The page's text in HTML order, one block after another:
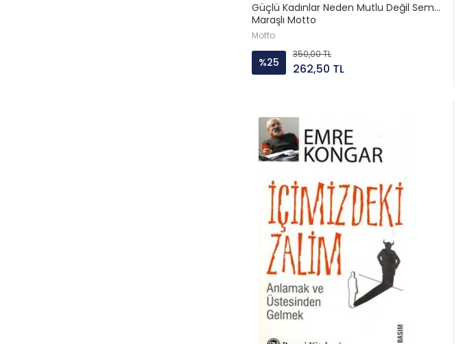
Güçlü Kadınlar Neden Mutlu Değil Sema
Maraşlı Motto
Motto
%25
350,00 TL
262,50 TL